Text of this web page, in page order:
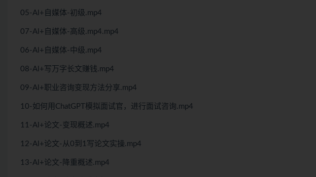
05-Al+自媒体-初级.mp4
07-Al+自媒体-高级.mp4.mp4
06-Al+自媒体-中级.mp4
08-Al+写万字长文赚钱.mp4
09-Al+职业咨询变现方法分享.mp4
10-如何用ChatGPT模拟面试官，进行面试咨询.mp4
11-Al+论文-变现概述.mp4
12-Al+论文-从0到1写论文实操.mp4
13-Al+论文-降重概述.mp4